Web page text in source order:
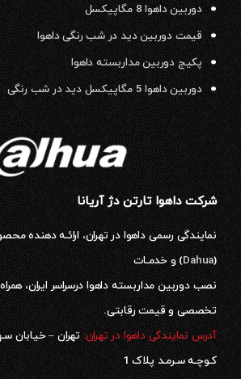
دوربین داهوا 8 مگاپیکسل
قیمت دوربین دید در شب رنگی داهوا
پکیج دوربین مداربسته داهوا
دوربین داهوا 5 مگاپیکسل دید در شب رنگی
شرکت داهوا تارتن دژ آریانا
نمایندگی رسمی داهوا در تهران، ارائـه دهنده
(
Dahua) و خدمـات
نصب دوربین مداربسته داهوا درسراسر ایران،
تخصصی و قیمت رقابتی.
آدرس نمایندگی داهوا در تهران:تهران – خیابان
کـوچـه سـرمـد پلاک 1